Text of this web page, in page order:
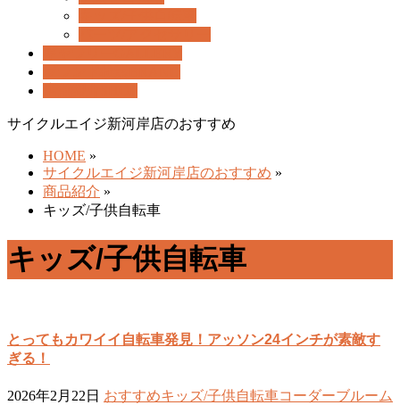
サイクルエイジ新河岸店のおすすめ
HOME »
サイクルエイジ新河岸店のおすすめ »
商品紹介 »
キッズ/子供自転車
キッズ/子供自転車
とってもカワイイ自転車発見！アッソン24インチが素敵す
ぎる！
2026年2月22日 おすすめキッズ/子供自転車コーダーブルーム